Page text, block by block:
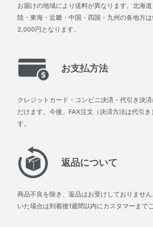
お届けの地域により送料が異なります。北海
陸・東海・近畿・中国・四国・九州の各地方
2,000円となります。
お支払方法
クレジットカード・コンビニ決済・代引き決
だけます。今後、FAX注文（決済方法は代引
す。
返品について
商品不良を除き、返品はお受けしておりませ
いた場合は到着後1週間以内にカスタマーまで